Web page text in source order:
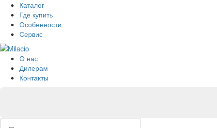
Каталог
Где купить
Особенности
Сервис
О нас
Дилерам
Контакты